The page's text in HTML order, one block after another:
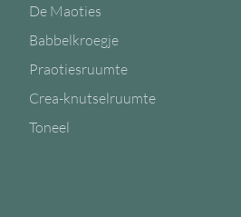
De Maoties
Babbelkroegje
Praotiesruumte
Crea-knutselruumte
Toneel